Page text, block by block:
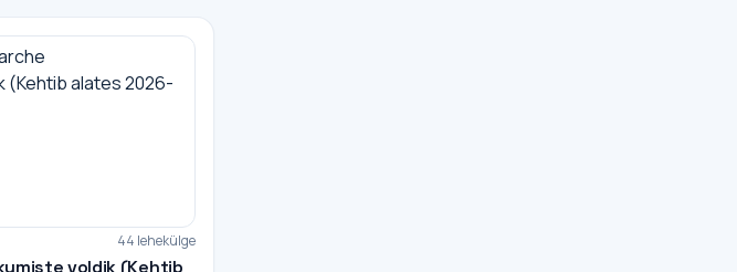
44 lehekülge
voldik (Kehtib